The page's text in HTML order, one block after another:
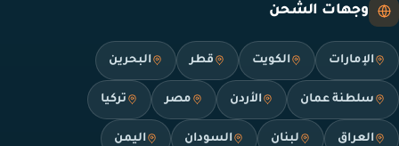
وجهات الشحن
الإمارات الكويت قطر البحرين
سلطنة عمان الأردن مصر تركيا
العراق لبنان السودان اليمن